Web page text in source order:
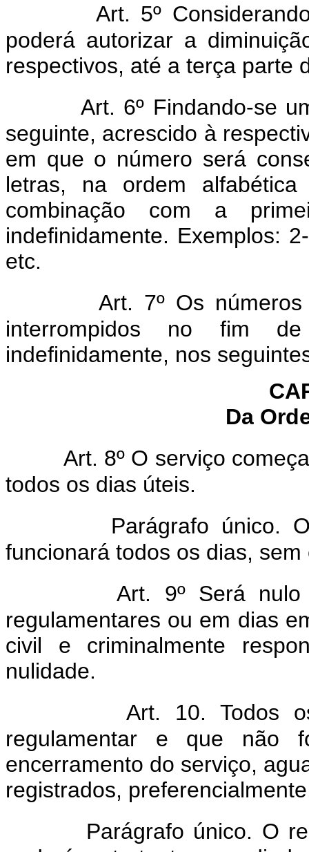
Art. 5º
poderá autorizar a
respectivos, até a terça parte
Art. 6º Findando-se
seguinte, acrescido à
em que o número será
letras, na ordem
combinação com a
indefinidamente. Exemplos:
etc.
Art. 7º Os
interrompidos no fim
indefinidamente, nos
Da
Art. 8º O serviço
todos os dias úteis.
Parágrafo único.
funcionará todos os dias, sem
Art. 9º Será
regulamentares ou em dias
civil e criminalmente
nulidade.
Art. 10. Todos
regulamentar e que não
encerramento do serviço,
registrados,
Parágrafo único. O